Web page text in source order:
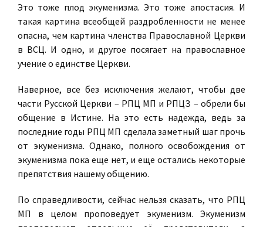
Это тоже плод экуменизма. Это тоже апостаcия. И
такая картина всеобщей раздробленности не менее
опасна, чем картина членства Православной Церкви
в ВСЦ. И одно, и другое посягает на православное
учение о единстве Церкви.
Наверное, все без исключения желают, чтобы две
части Русской Церкви – РПЦ МП и РПЦЗ – обрели бы
общение в Истине. На это есть надежда, ведь за
последние годы РПЦ МП сделала заметный шаг прочь
от экуменизма. Однако, полного освобождения от
экуменизма пока еще нет, и еще остались некоторые
препятствия нашему общeнию.
По справедливости, сейчас нельзя сказать, что РПЦ
МП в целом проповедует экуменизм. Экуменизм